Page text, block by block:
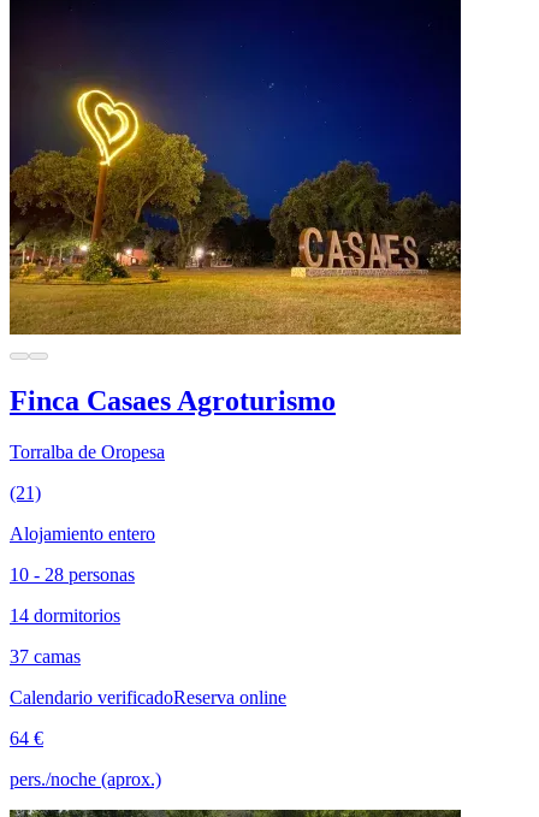
Finca Casaes Agroturismo
Torralba de Oropesa
(21)
Alojamiento entero
10 - 28 personas
14 dormitorios
37 camas
Calendario verificadoReserva online
64 €
pers./noche (aprox.)